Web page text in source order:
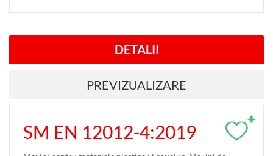
DETALII
PREVIZUALIZARE
+
SM EN 12012-4:2019